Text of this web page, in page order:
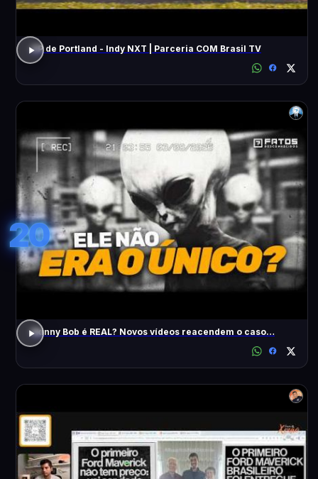
GP de Portland - Indy NXT | Parceria COM Brasil TV
20
Skinny Bob é REAL? Novos vídeos reacendem o caso…